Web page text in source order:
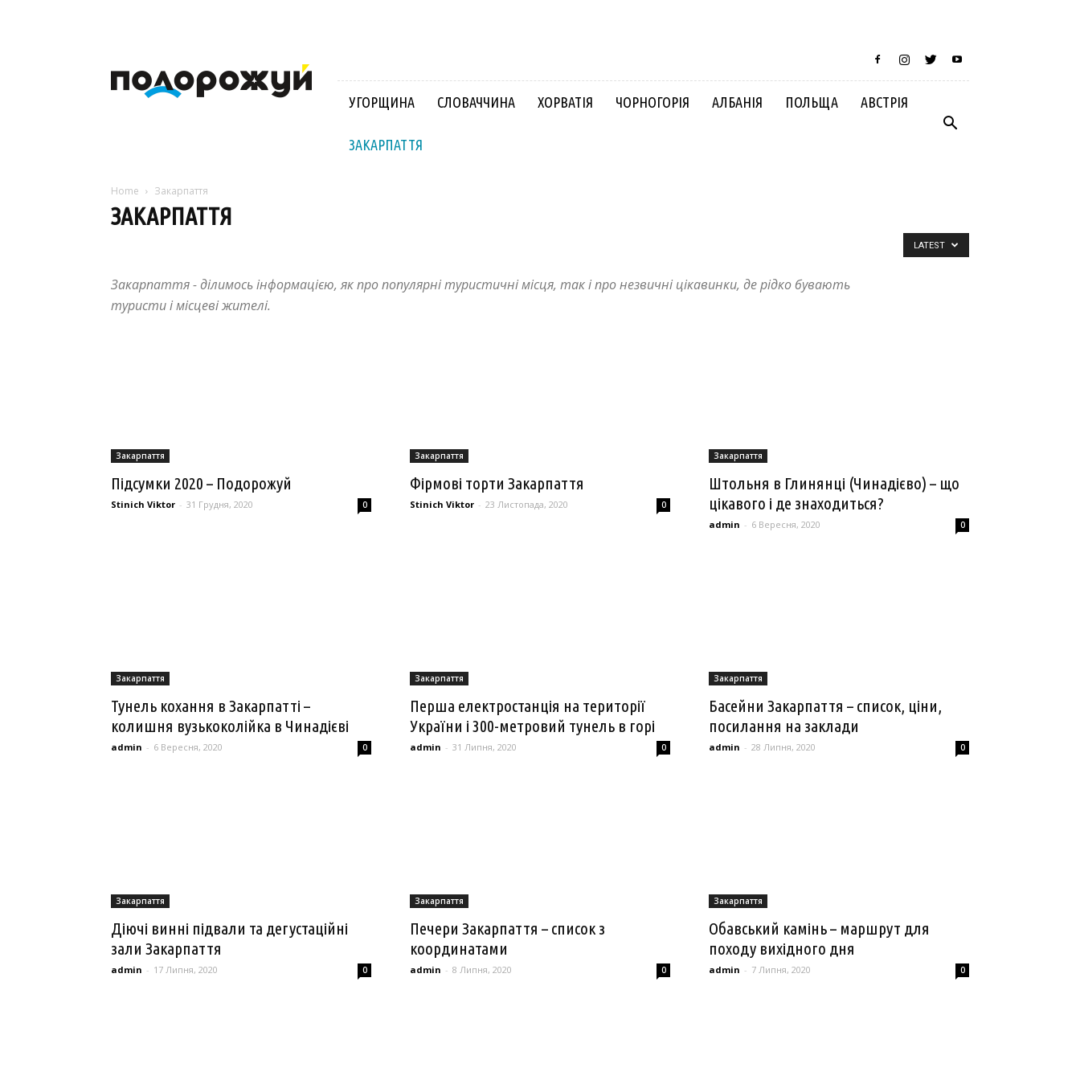
Стинича
та
УГОРЩИНА СЛОВАЧЧИНА ХОРВАТІЯ ЧОРНОГОРІЯ АЛБАНІЯ ПОЛЬЩА АВСТРІЯ
ЗАКАРПАТТЯ
Home Закарпаття
ЗАКАРПАТТЯ
Закарпаття - ділимось інформацією, як про популярні туристичні місця, так і про незвичні цікавинки, де рідко бувають
туристи і місцеві жителі.
LATEST
Закарпаття
Підсумки 2020 – Подорожуй
Stinich Viktor - 31 Грудня, 2020 0
Закарпаття
Фірмові торти Закарпаття
Stinich Viktor - 23 Листопада, 2020 0
Закарпаття
Штольня в Глинянці (Чинадієво) – що
цікавого і де знаходиться?
admin - 6 Вересня, 2020 0
Закарпаття
Тунель кохання в Закарпатті –
колишня вузькоколійка в Чинадієві
admin - 6 Вересня, 2020 0
Закарпаття
Перша електростанція на території
України і 300-метровий тунель в горі
admin - 31 Липня, 2020 0
Закарпаття
Басейни Закарпаття – список, ціни,
посилання на заклади
admin - 28 Липня, 2020 0
Закарпаття
Діючі винні підвали та дегустаційні
зали Закарпаття
admin - 17 Липня, 2020 0
Закарпаття
Печери Закарпаття – список з
координатами
admin - 8 Липня, 2020 0
Закарпаття
Обавський камінь – маршрут для
походу вихідного дня
admin - 7 Липня, 2020 0